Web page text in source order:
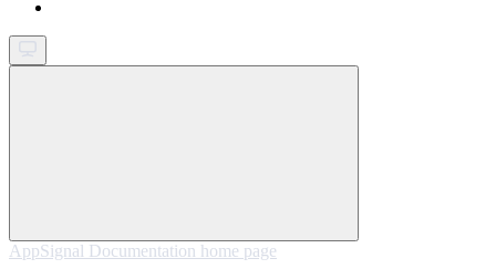
AppSignal Documentation home page